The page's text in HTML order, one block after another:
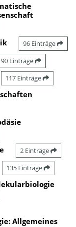
96 Einträge
90 Einträge
117 Einträge
2 Einträge
135 Einträge
Allgemeines